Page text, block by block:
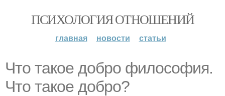
ПСИХОЛОГИЯ ОТНОШЕНИЙ
главная новости статьи
Что такое добро философия.
Что такое добро?